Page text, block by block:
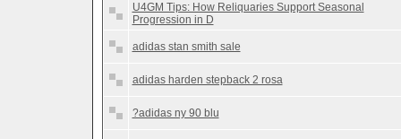
U4GM Tips: How Reliquaries Support Seasonal
Progression in D
adidas stan smith sale
adidas harden stepback 2 rosa
?adidas ny 90 blu